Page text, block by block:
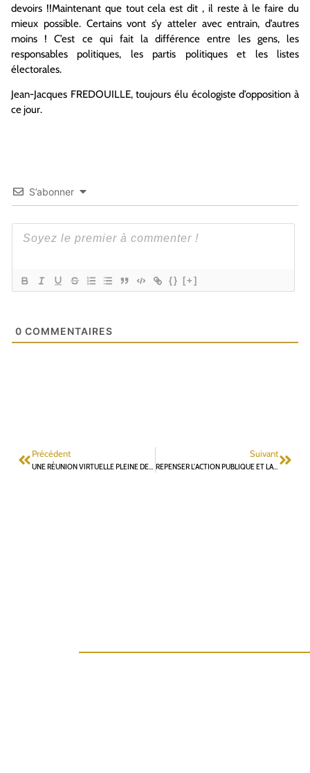
devoirs !!Maintenant que tout cela est dit , il reste à le faire du
mieux possible. Certains vont s’y atteler avec entrain, d’autres
moins ! C’est ce qui fait la différence entre les gens, les
responsables politiques, les partis politiques et les listes
électorales.
Jean-Jacques FREDOUILLE, toujours élu écologiste d’opposition à
ce jour.
S’abonner
{} [+]
0 COMMENTAIRES
Précédent Suivant
REPENSER L’ACTION PUBLIQUE ET LA VILLE DE DEMAIN